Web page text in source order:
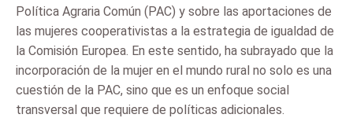
Política Agraria Común (PAC) y sobre las aportaciones de
las mujeres cooperativistas a la estrategia de igualdad de
la Comisión Europea. En este sentido, ha subrayado que la
incorporación de la mujer en el mundo rural no solo es una
cuestión de la PAC, sino que es un enfoque social
transversal que requiere de políticas adicionales.